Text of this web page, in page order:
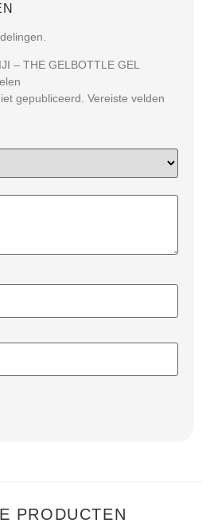
– THE GELBOTTLE GEL
gepubliceerd. Vereiste velden
PRODUCTEN